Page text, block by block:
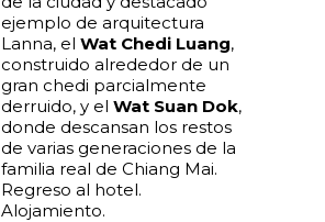
ejemplo de arquitectura
Lanna, elWat Chedi Luang,
construido alrededor de un
gran chedi parcialmente
derruido, y elWat Suan Dok,
donde descansan los restos
de varias generaciones de la
familia real de Chiang Mai.
Regreso al hotel.
Alojamiento.